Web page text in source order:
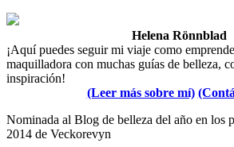
Helena Rönnblad
¡Aquí puedes seguir mi viaje como
maquilladora con muchas guías de belleza,
inspiración!
(Leer más sobre mí)
Nominada al Blog de belleza del año en los
2014 de Veckorevyn